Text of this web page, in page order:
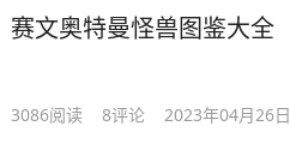
赛文奥特曼怪兽图鉴大全
3086阅读 8评论 2023年04月26日